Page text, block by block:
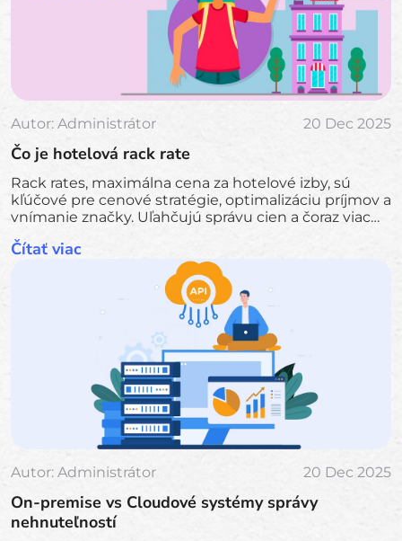
Autor: Administrátor 20 Dec 2025
Čo je hotelová rack rate
Rack rates, maximálna cena za hotelové izby, sú
kľúčové pre cenové stratégie, optimalizáciu príjmov a
vnímanie značky. Uľahčujú správu cien a čoraz viac
Čítať viac
Autor: Administrátor 20 Dec 2025
On-premise vs Cloudové systémy správy
nehnuteľností